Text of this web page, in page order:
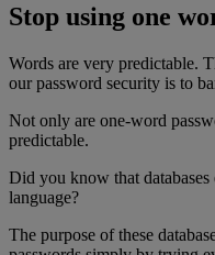
Stop using one
Words are very predictable.
our password security is to
Not only are one-word
predictable.
Did you know that
language?
The purpose of these